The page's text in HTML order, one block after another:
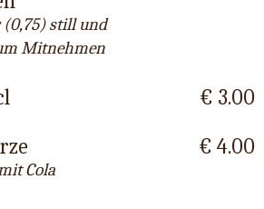
(0,75) still und
Mitnehmen
€ 3.00
Cola
€ 4.00